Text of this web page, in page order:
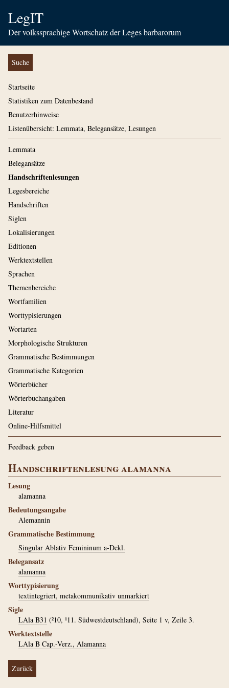
LegIT
Der volkssprachige Wortschatz der Leges barbarorum
Suche
Startseite
Statistiken zum Datenbestand
Benutzerhinweise
Listenübersicht: Lemmata, Belegansätze, Lesungen
Lemmata
Belegansätze
Handschriftenlesungen
Legesbereiche
Handschriften
Siglen
Lokalisierungen
Editionen
Werktextstellen
Sprachen
Themenbereiche
Wortfamilien
Worttypisierungen
Wortarten
Morphologische Strukturen
Grammatische Bestimmungen
Grammatische Kategorien
Wörterbücher
Wörterbuchangaben
Literatur
Online-Hilfsmittel
Feedback geben
Handschriftenlesung alamanna
Lesung
alamanna
Bedeutungsangabe
Alemannin
Grammatische Bestimmung
Singular Ablativ Femininum a-Dekl.
Belegansatz
alamanna
Worttypisierung
textintegriert, metakommunikativ unmarkiert
Sigle
LAla B31 (²10, ¹11. Südwestdeutschland), Seite 1 v, Zeile 3.
Werktextstelle
LAla B Cap.-Verz., Alamanna
Zurück